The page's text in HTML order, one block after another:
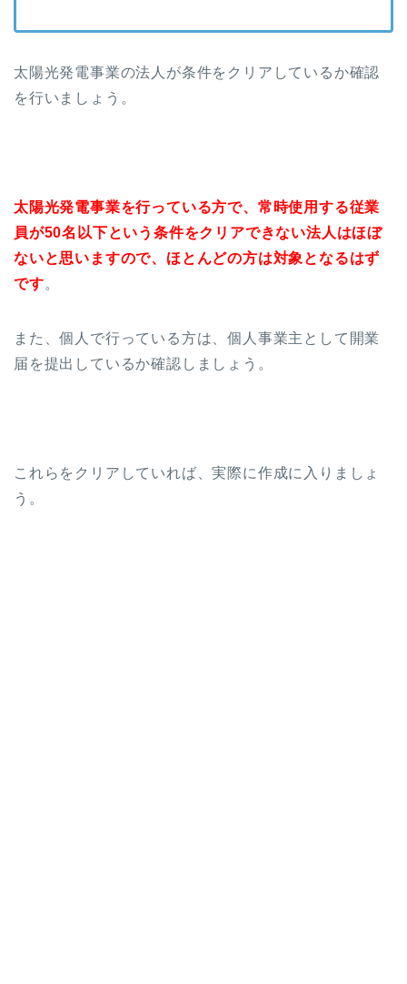
太陽光発電事業の法人が条件をクリアしているか確認
を行いましょう。
太陽光発電事業を行っている方で、常時使用する従業
員が50名以下という条件をクリアできない法人はほぼ
ないと思いますので、ほとんどの方は対象となるはず
です。
また、個人で行っている方は、個人事業主として開業
届を提出しているか確認しましょう。
これらをクリアしていれば、実際に作成に入りましょ
う。